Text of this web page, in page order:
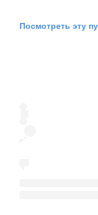
Посмотреть эту